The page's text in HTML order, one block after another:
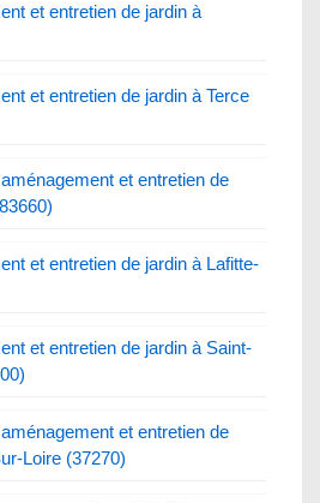
et entretien de jardin à
et entretien de jardin à Terce
et entretien de
et entretien de jardin à Lafitte-
et entretien de jardin à Saint-
et entretien de
Loire (37270)